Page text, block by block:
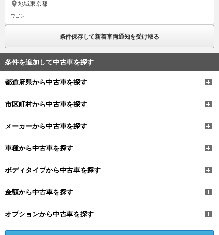
地域東京都
ワゴン
条件保存して新着車両通知を受け取る
条件を追加して中古車を探す
都道府県から中古車を探す
市区町村から中古車を探す
メーカーから中古車を探す
車種から中古車を探す
ボディタイプから中古車を探す
金額から中古車を探す
オプションから中古車を探す